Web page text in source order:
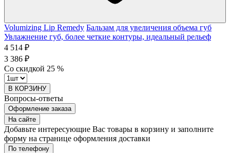
Volumizing Lip Remedy Бальзам для увеличения объема губ
Увлажнение губ, более четкие контуры, идеальный рельеф
4 514 ₽
3 386 ₽
Со скидкой 25 %
В КОРЗИНУ
Вопросы-ответы
Оформление заказа
На сайте
Добавьте интересующие Вас товары в корзину и заполните
форму на странице оформления доставки
По телефону